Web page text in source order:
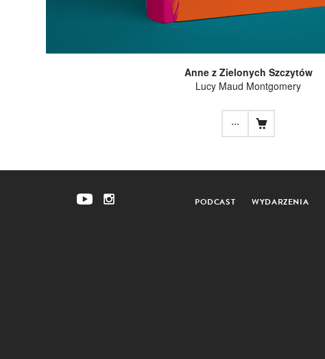
Anne z Zielonych Szczytów
Lucy Maud Montgomery
...
PODCAST WYDARZENIA